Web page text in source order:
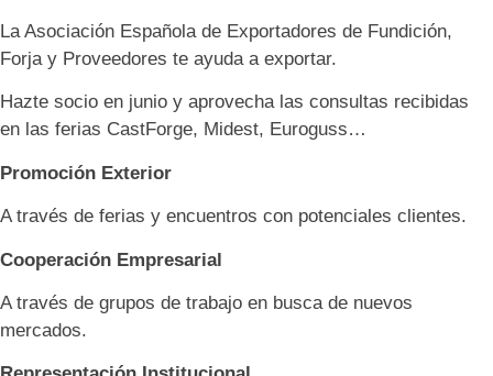
La Asociación Española de Exportadores de Fundición,
Forja y Proveedores te ayuda a exportar.
Hazte socio en junio y aprovecha las consultas recibidas
en las ferias CastForge, Midest, Euroguss…
Promoción Exterior
A través de ferias y encuentros con potenciales clientes.
Cooperación Empresarial
A través de grupos de trabajo en busca de nuevos
mercados.